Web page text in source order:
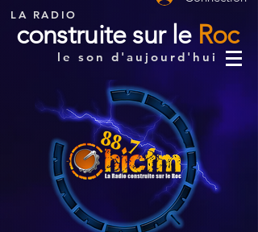
LA RADIO
construite sur leRoc
le son d'aujourd'hui